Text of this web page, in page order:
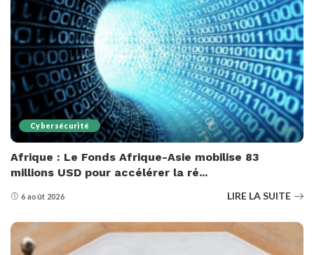
Cybersécurité
Afrique : Le Fonds Afrique-Asie mobilise 83
millions USD pour accélérer la ré...
6 août 2026 LIRE LA SUITE